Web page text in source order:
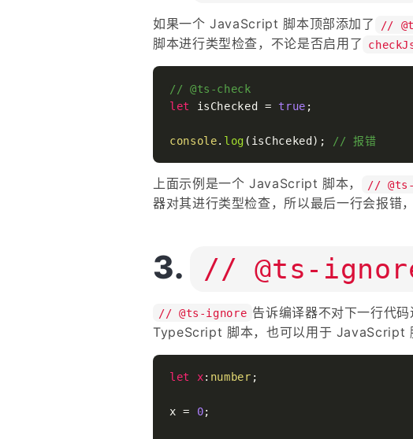
如果一个 JavaScript 脚本顶部添加了 //
脚本进行类型检查，不论是否启用了
// @ts-check
let
isChecked = true ;
console. log (isChceked); // 报错
上面示例是一个 JavaScript 脚本， //
器对其进行类型检查，所以最后一行会报错
// @ts-
// @ts-ignore 告诉编译器不对下一行代
TypeScript 脚本，也可以用于 JavaScript
let x: number ;
x = 0;